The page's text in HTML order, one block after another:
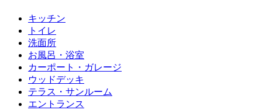
キッチン
トイレ
洗面所
お風呂・浴室
カーポート・ガレージ
ウッドデッキ
テラス・サンルーム
エントランス